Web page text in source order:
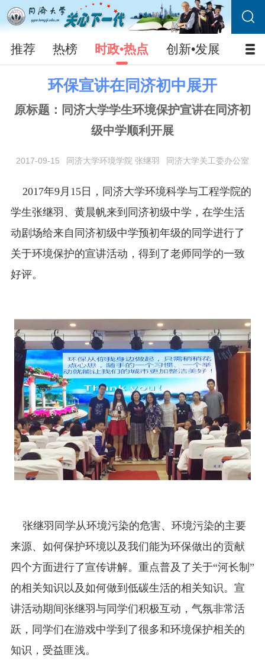
推荐 热榜 时政•热点 创新•发展 校
环保宣讲在同济初中展开
原标题：同济大学学生环境保护宣讲在同济初
级中学顺利开展
2017-09-15 同济大学环境学院 张继羽 同济大学关工委办公室
2017年9月15日，同济大学环境科学与工程学院的
学生张继羽、黄晨帆来到同济初级中学，在学生活
动剧场给来自同济初级中学预初年级的同学进行了
关于环境保护的宣讲活动，得到了老师同学的一致
好评。
张继羽同学从环境污染的危害、环境污染的主要
来源、如何保护环境以及我们能为环保做出的贡献
四个方面进行了宣传讲解。重点普及了关于“河长制”
的相关知识以及如何做到低碳生活的相关知识。宣
讲活动期间张继羽与同学们积极互动，气氛非常活
跃，同学们在游戏中学到了很多和环境保护相关的
知识，受益匪浅。